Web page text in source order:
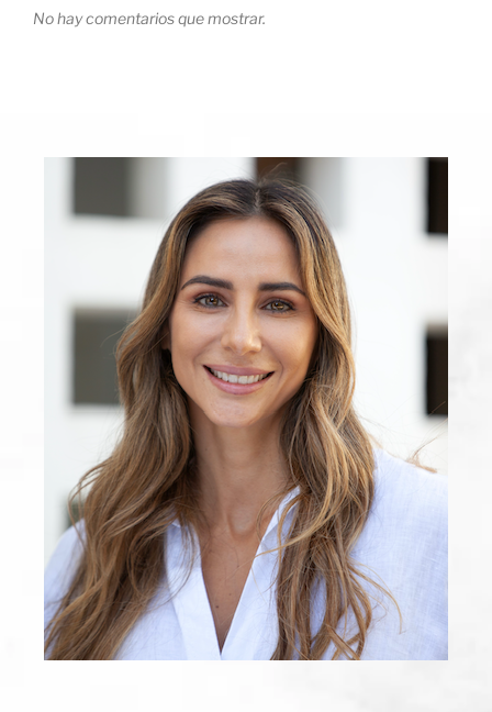
No hay comentarios que mostrar.